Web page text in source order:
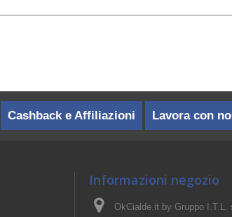
Cashback e Affiliazioni Lavora con
Informazioni negozio
OkCialde.it by Gruppo